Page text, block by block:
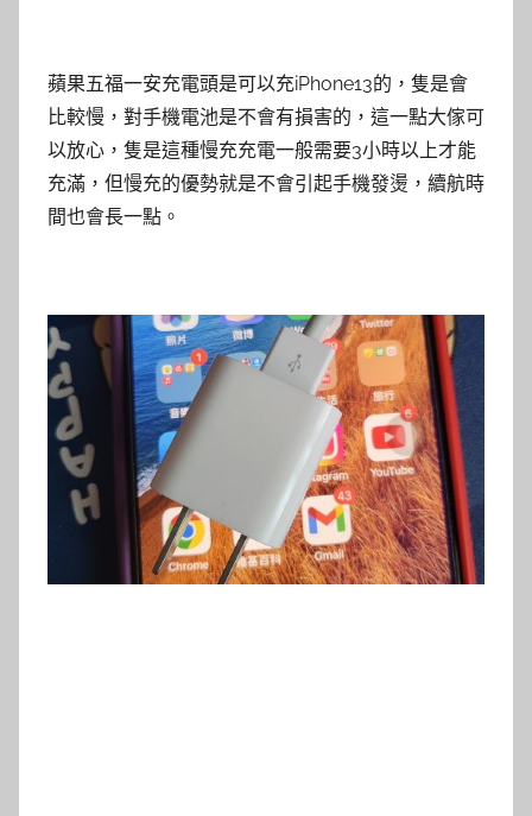
蘋果五福一安充電頭是可以充iPhone13的，隻是會
比較慢，對手機電池是不會有損害的，這一點大傢可
以放心，隻是這種慢充充電一般需要3小時以上才能
充滿，但慢充的優勢就是不會引起手機發燙，續航時
間也會長一點。